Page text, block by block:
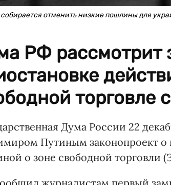
отменить низкие пошлины для
РФ рассмотрит
торговле
Дума России 22
Путиным законопроект о
о зоне свободной торговли